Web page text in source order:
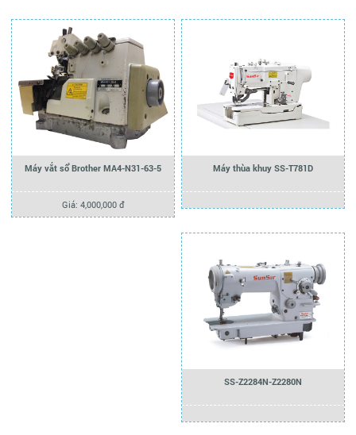
Máy vắt sổ Brother MA4-N31-63-5
Giá: 4,000,000 đ
Máy thùa khuy SS-T781D
SS-Z2284N-Z2280N